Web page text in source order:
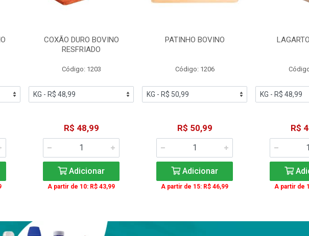
COXÃO DURO BOVINO
RESFRIADO
Código: 1203
R$ 48,99
Adicionar
A partir de 10: R$ 43,99
PATINHO BOVINO
Código: 1206
R$ 50,99
Adicionar
A partir de 15: R$ 46,99
R$
A partir de